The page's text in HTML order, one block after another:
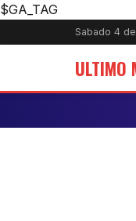
$GA_TAG
Sabado 4
ULTIMO